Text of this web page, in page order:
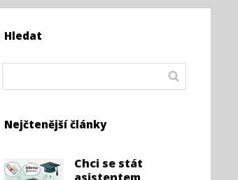
Hledat
Nejčtenější články
Chci se stát